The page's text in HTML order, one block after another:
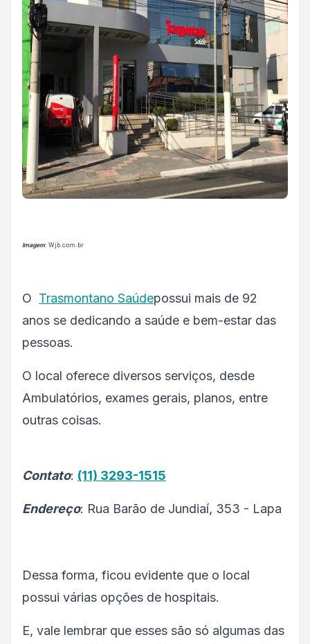
Imagem: Wjb.com.br
O Trasmontano Saúdepossui mais de 92
anos se dedicando a saúde e bem-estar das
pessoas.
O local oferece diversos serviços, desde
Ambulatórios, exames gerais, planos, entre
outras coisas.
Contato: (11) 3293-1515
Endereço: Rua Barão de Jundiaí, 353 - Lapa
Dessa forma, ficou evidente que o local
possui várias opções de hospitais.
E, vale lembrar que esses são só algumas das